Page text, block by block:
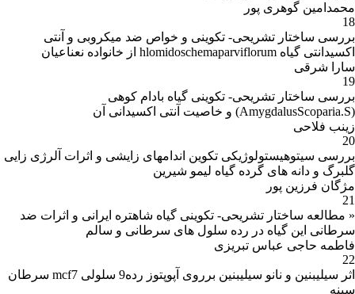
محمدامین گوهری پور
18
بررسی ساختار تشریحی- تکوینی و خواص ضد میکروبی و آنتی
اکسیدانتی گیاه hlomidoschemaparviflorum از خانواده نعناعیان
سارا شرقی
19
بررسی ساختار تشریحی- تکوینی گیاه بادام کوهی
(AmygdalusScoparia.S) و خاصیت آنتی اکسیدانی آن
زینب فلاحی
20
بررسی سیتوهیستولوژیکی تکوین اندامهای زایشی و اثرات آلرژی زایی
گلبرگ و دانه های گرده گیاه لیمو شیرین
مژگان فرزین پور
21
« مطالعه ساختار تشریحی- تکوینی گیاه شاهتره ایرانی و اثرات ضد
سرطانی این گیاه در رده سلول های سرطانی و سالم
فاطمه حاجی عباس تبریزی
22
اثر سیلیبنین و نانو سیلیبنین برروی آپوپتوز رده9 سلولی mcf7 سرطان
سینه